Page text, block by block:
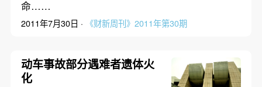
命……
2011年7月30日 · 《财新周刊》2011年第30期
动车事故部分遇难者遗体火
化